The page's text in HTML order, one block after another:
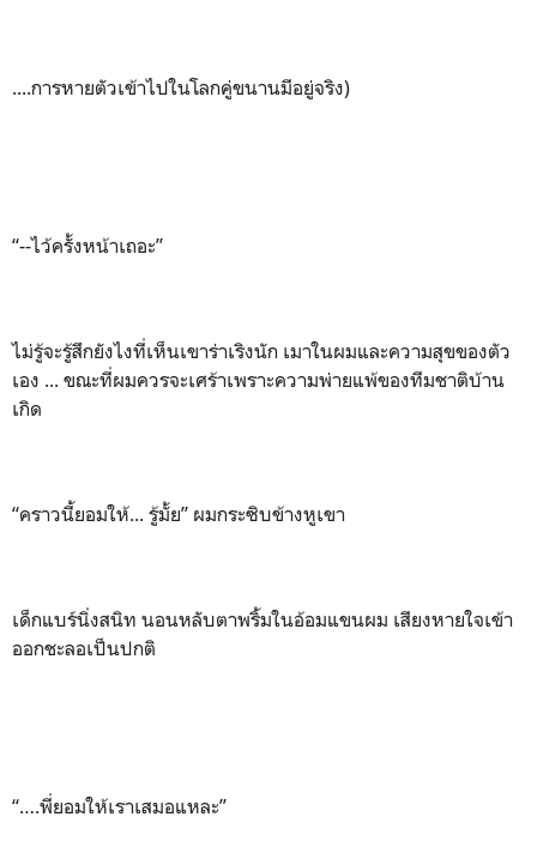
....การหายตัวเข้าไปในโลกคู่ขนานมีอยู่จริง)
“--ไว้ครั้งหน้าเถอะ”
ไม่รู้จะรู้สึกยังไงที่เห็นเขาร่าเริงนัก เมาในผมและความสุขของตัว
เอง ... ขณะที่ผมควรจะเศร้าเพราะความพ่ายแพ้ของทีมชาติบ้าน
เกิด
“คราวนี้ยอมให้... รู้มั้ย” ผมกระซิบข้างหูเขา
เด็กแบร์นิ่งสนิท นอนหลับตาพริ้มในอ้อมแขนผม เสียงหายใจเข้า
ออกชะลอเป็นปกติ
“….พี่ยอมให้เราเสมอแหละ”